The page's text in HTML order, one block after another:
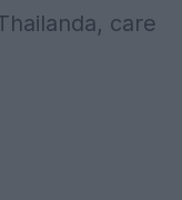
care